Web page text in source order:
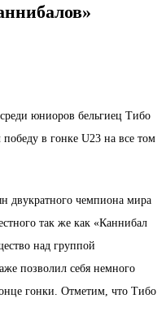
юниоров бельгиец Тибо
в гонке U23 на все том
двукратного чемпиона мира
так же как «Каннибал
над группой
позволил себя немного
гонки. Отметим, что Тибо